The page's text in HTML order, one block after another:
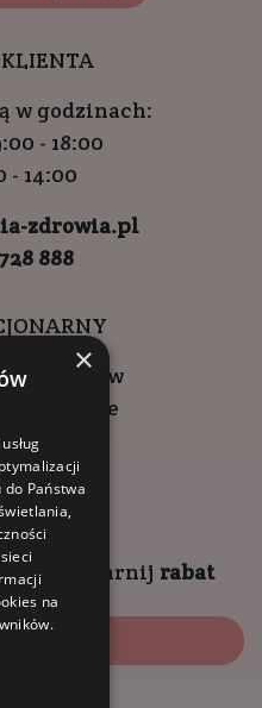
w godzinach:
- 18:00
- 14:00
zdrowia.pl
888
6, Kraków
Square
(pon-pt)
(sob)
zgarnij rabat
się
×
Państwa
na